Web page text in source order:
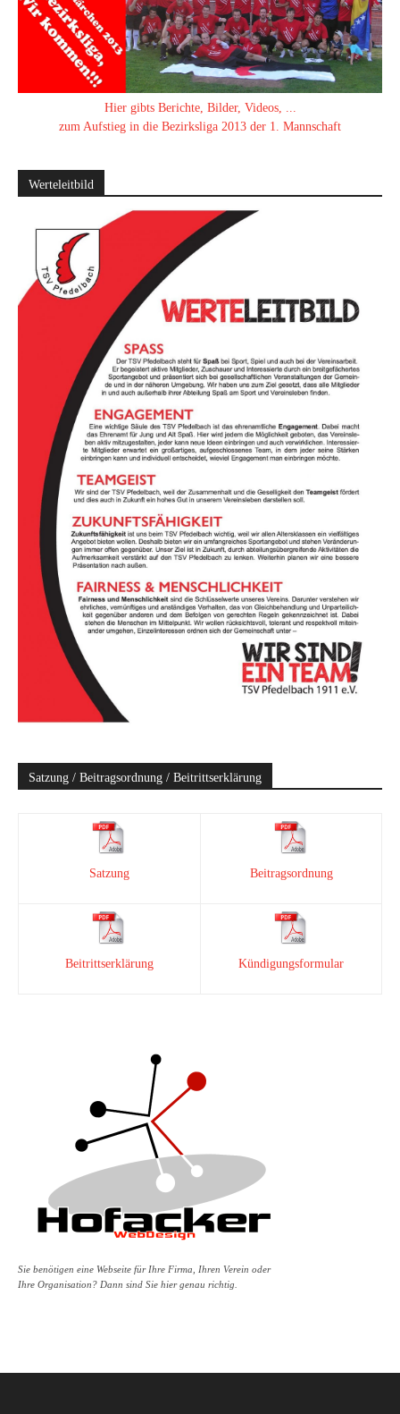
Hier gibts Berichte, Bilder, Videos, ...
zum Aufstieg in die Bezirksliga 2013 der 1. Mannschaft
Werteleitbild
Satzung / Beitragsordnung / Beitrittserklärung
Satzung Beitragsordnung
Beitrittserklärung Kündigungsformular
Sie benötigen eine Webseite für Ihre Firma, Ihren Verein oder
Ihre Organisation? Dann sind Sie hier genau richtig.